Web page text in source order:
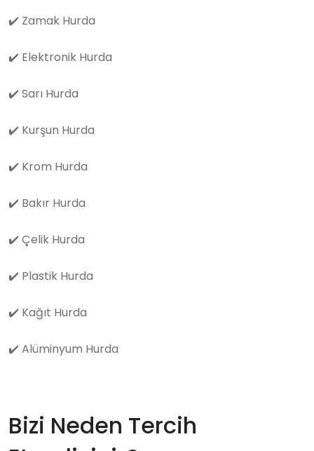
✔️ Zamak Hurda
✔️ Elektronik Hurda
✔️ Sarı Hurda
✔️ Kurşun Hurda
✔️ Krom Hurda
✔️ Bakır Hurda
✔️ Çelik Hurda
✔️ Plastik Hurda
✔️ Kağıt Hurda
✔️ Alüminyum Hurda
Bizi Neden Tercih